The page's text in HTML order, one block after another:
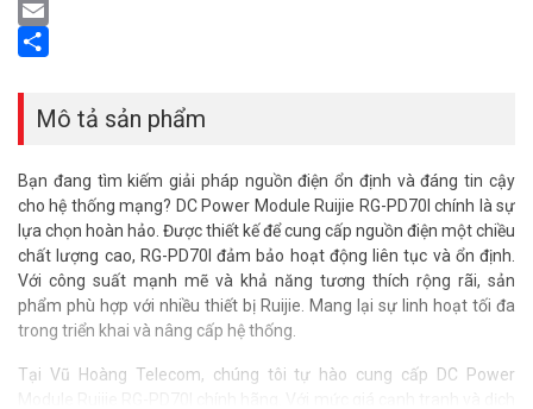
LinkedIn
Email
Mô tả sản phẩm
Bạn đang tìm kiếm giải pháp nguồn điện ổn định và đáng tin cậy
cho hệ thống mạng? DC Power Module Ruijie RG-PD70I chính là sự
lựa chọn hoàn hảo. Được thiết kế để cung cấp nguồn điện một chiều
chất lượng cao, RG-PD70I đảm bảo hoạt động liên tục và ổn định.
Với công suất mạnh mẽ và khả năng tương thích rộng rãi, sản
phẩm phù hợp với nhiều thiết bị Ruijie. Mang lại sự linh hoạt tối đa
trong triển khai và nâng cấp hệ thống.
Tại Vũ Hoàng Telecom, chúng tôi tự hào cung cấp DC Power